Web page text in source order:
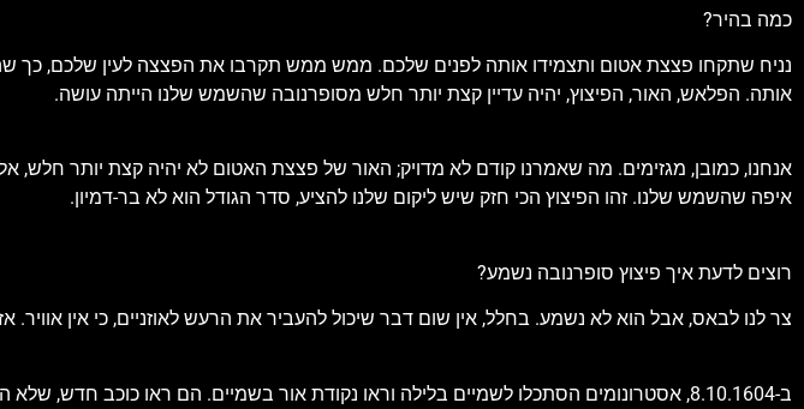
כמה בהיר?
נניח שתקחו פצצת אטום ותצמידו אותה לפנים שלכם. ממש ממש תקרבו את הפצצה לעין שלכם, כך
אותה. הפלאש, האור, הפיצוץ, יהיה עדיין קצת יותר חלש מסופרנובה שהשמש שלנו הייתה עושה.
אנחנו, כמובן, מגזימים. מה שאמרנו קודם לא מדויק; האור של פצצת האטום לא יהיה קצת יותר חלש,
איפה שהשמש שלנו. זהו הפיצוץ הכי חזק שיש ליקום שלנו להציע, סדר הגודל הוא לא בר-דמיון.
רוצים לדעת איך פיצוץ סופרנובה נשמע?
צר לנו לבאס, אבל הוא לא נשמע. בחלל, אין שום דבר שיכול להעביר את הרעש לאוזניים, כי אין אוויר.
ב-8.10.1604, אסטרונומים הסתכלו לשמיים בלילה וראו נקודת אור בשמיים. הם ראו כוכב